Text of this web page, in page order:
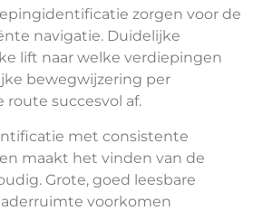
zorgen voor de
navigatie. Duidelijke
lift naar welke verdiepingen
bewegwijzering per
succesvol af.
met consistente
maakt het vinden van de
Grote, goed leesbare
voorkomen